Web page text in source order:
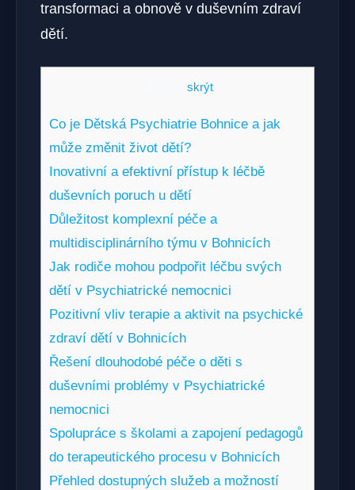
transformaci a obnově v duševním zdraví
dětí.
skrýt]
Co je Dětská Psychiatrie Bohnice a jak
může změnit život dětí?
Inovativní a efektivní přístup k léčbě
duševních poruch u dětí
Důležitost komplexní péče a
multidisciplinárního týmu v Bohnicích
Jak rodiče mohou podpořit léčbu svých
dětí v Psychiatrické nemocnici
Pozitivní vliv terapie a aktivit na psychické
zdraví dětí v Bohnicích
Řešení dlouhodobé péče o děti s
duševními problémy v Psychiatrické
nemocnici
Spolupráce s školami a zapojení pedagogů
do terapeutického procesu v Bohnicích
Přehled dostupných služeb a možností